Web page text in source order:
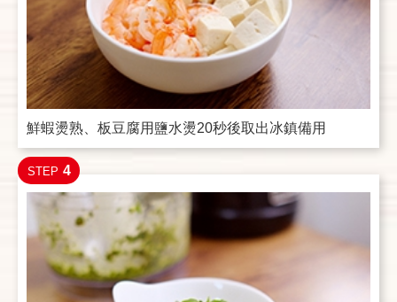
鮮蝦燙熟、板豆腐用鹽水燙20秒後取出冰鎮備用
STEP 4